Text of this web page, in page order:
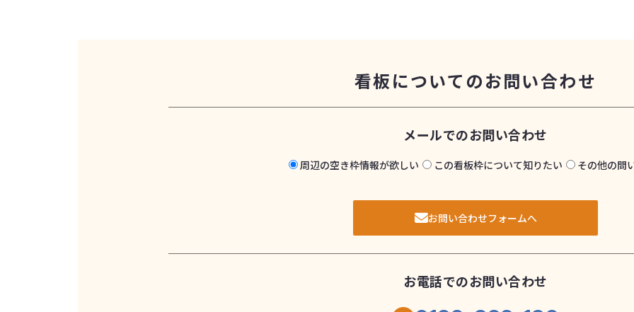
看板についてのお問い合わせ
メールでのお問い合わせ
周辺の空き枠情報が欲しい この看板枠について知りたい その他の問
お問い合わせフォームへ
お電話でのお問い合わせ